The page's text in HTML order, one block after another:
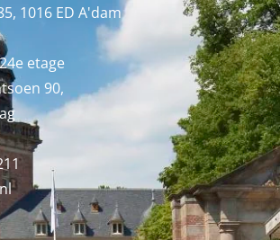
1016 ED A'dam
etage
90,